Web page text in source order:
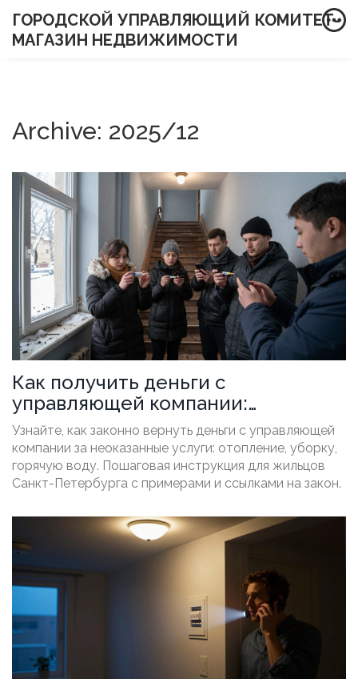
ГОРОДСКОЙ УПРАВЛЯЮЩИЙ КОМИТЕТ-
МАГАЗИН НЕДВИЖИМОСТИ
Archive: 2025/12
Как получить деньги с
управляющей компании:
пошаговая инструкция для
жильцов
Узнайте, как законно вернуть деньги с управляющей
компании за неоказанные услуги: отопление, уборку,
горячую воду. Пошаговая инструкция для жильцов
Санкт-Петербурга с примерами и ссылками на закон.